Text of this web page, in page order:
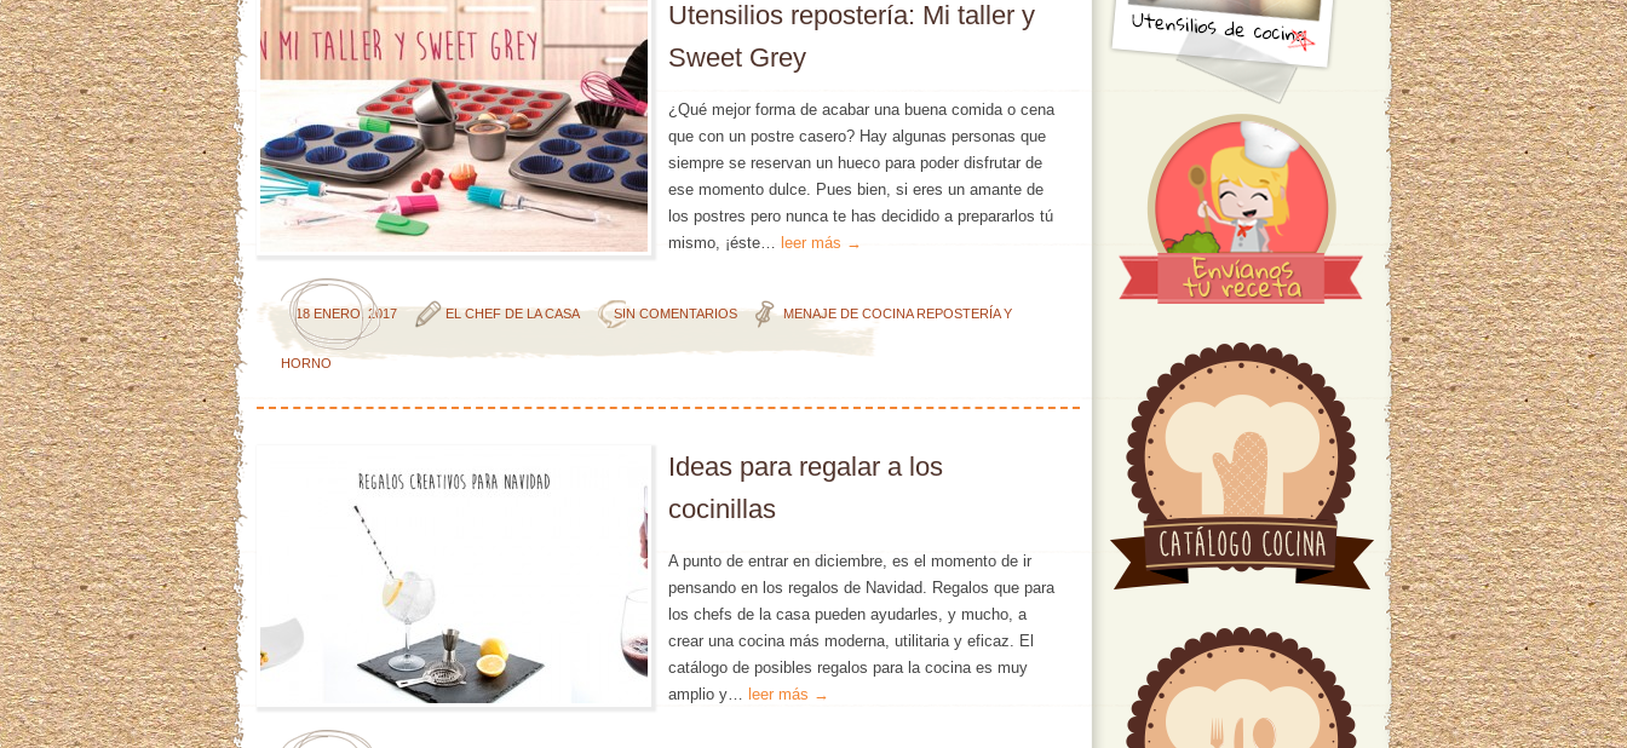
Utensilios repostería: Mi taller y
Sweet Grey
¿Qué mejor forma de acabar una buena comida o cena
que con un postre casero? Hay algunas personas que
siempre se reservan un hueco para poder disfrutar de
ese momento dulce. Pues bien, si eres un amante de
los postres pero nunca te has decidido a prepararlos tú
mismo, ¡éste… leer más →
18 ENERO, 2017 EL CHEF DE LA CASA SIN COMENTARIOS MENAJE DE COCINA REPOSTERÍA Y
HORNO
Ideas para regalar a los
cocinillas
A punto de entrar en diciembre, es el momento de ir
pensando en los regalos de Navidad. Regalos que para
los chefs de la casa pueden ayudarles, y mucho, a
crear una cocina más moderna, utilitaria y eficaz. El
catálogo de posibles regalos para la cocina es muy
amplio y… leer más →